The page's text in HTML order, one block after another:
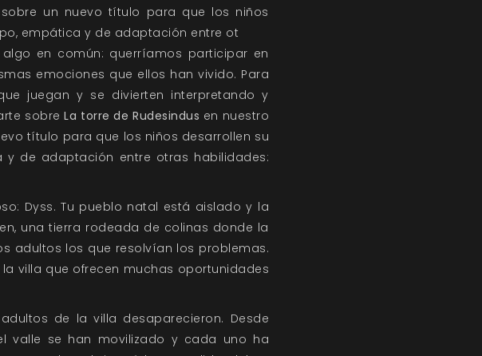
un nuevo título para que los niños
empática y de adaptación entre ot
en común: querríamos participar en
emociones que ellos han vivido. Para
juegan y se divierten interpretando y
sobreLa torre de Rudesindus en nuestro
título para que los niños desarrollen su
de adaptación entre otras habilidades:
Dyss. Tu pueblo natal está aislado y la
una tierra rodeada de colinas donde la
adultos los que resolvían los problemas.
villa que ofrecen muchas oportunidades
de la villa desaparecieron. Desde
valle se han movilizado y cada uno ha